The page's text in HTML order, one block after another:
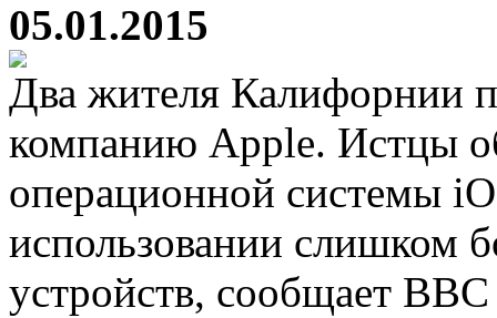
05.01.2015
Два жителя Калифорнии
компанию Apple. Истцы
операционной системы
использовании слишком
устройств, сообщает